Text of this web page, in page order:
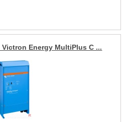
Energy MultiPlus C ...